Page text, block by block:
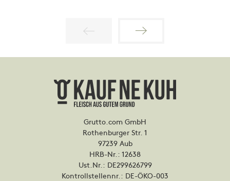
Grutto.com GmbH
Rothenburger Str. 1
97239 Aub
HRB-Nr.: 12638
Ust.Nr.: DE299626799
Kontrollstellennr.: DE-ÖKO-003